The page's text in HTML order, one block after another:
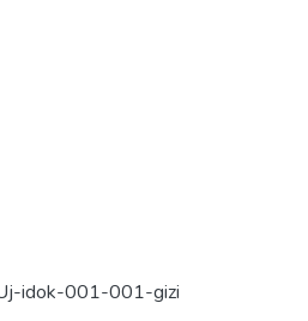
idok-001-001-gizi